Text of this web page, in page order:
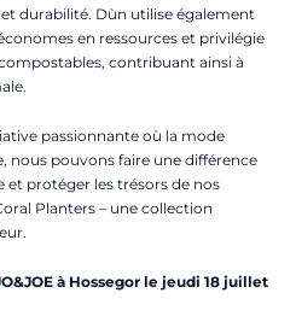
durabilité. Dùn utilise également
en ressources et privilégie
contribuant ainsi à
passionnante où la mode
nous pouvons faire une différence
protéger les trésors de nos
Planters – une collection
à Hossegor le jeudi 18 juillet